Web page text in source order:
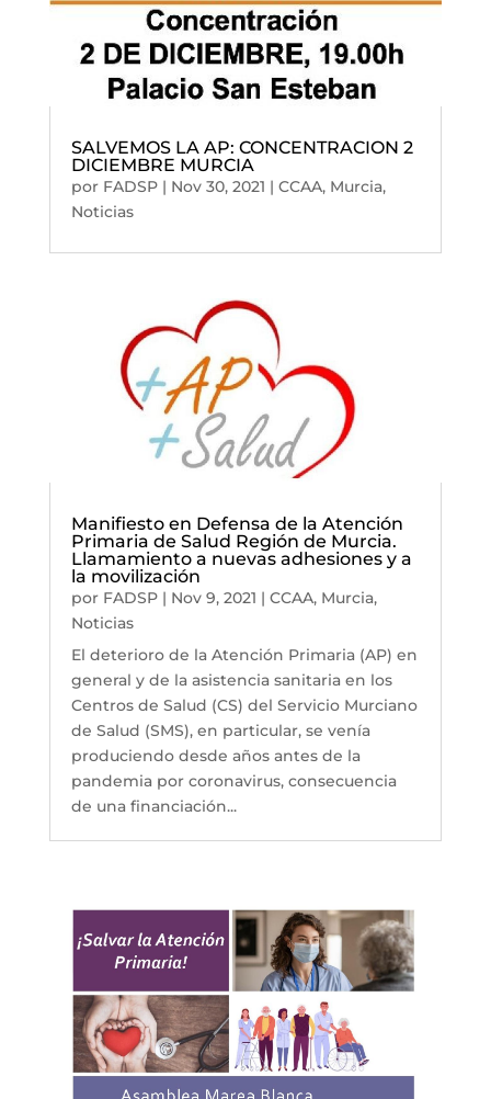
SALVEMOS LA AP: CONCENTRACION 2
DICIEMBRE MURCIA
por FADSP| Nov 30, 2021 | CCAA, Murcia,
Noticias
Manifiesto en Defensa de la Atención
Primaria de Salud Región de Murcia.
Llamamiento a nuevas adhesiones y a
la movilización
por FADSP| Nov 9, 2021 | CCAA, Murcia,
Noticias
El deterioro de la Atención Primaria (AP) en
general y de la asistencia sanitaria en los
Centros de Salud (CS) del Servicio Murciano
de Salud (SMS), en particular, se venía
produciendo desde años antes de la
pandemia por coronavirus, consecuencia
de una financiación...